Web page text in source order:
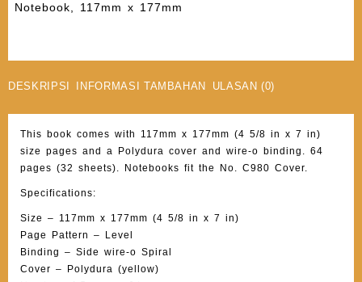
Notebook, 117mm x 177mm
DESKRIPSI INFORMASI TAMBAHAN ULASAN (0)
This book comes with 117mm x 177mm (4 5/8 in x 7 in)
size pages and a Polydura cover and wire-o binding. 64
pages (32 sheets). Notebooks fit the No. C980 Cover.
Specifications:
Size – 117mm x 177mm (4 5/8 in x 7 in)
Page Pattern – Level
Binding – Side wire-o Spiral
Cover – Polydura (yellow)